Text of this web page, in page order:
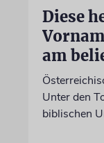
Diese
am
Unter den
biblischen